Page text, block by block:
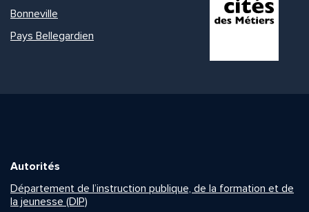
Bonneville
Pays Bellegardien
Autorités
Département de l’instruction publique, de la formation et de
la jeunesse (DIP)